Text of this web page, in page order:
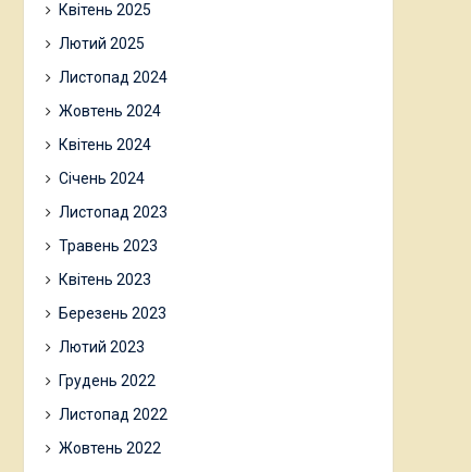
Квітень 2025
Лютий 2025
Листопад 2024
Жовтень 2024
Квітень 2024
Січень 2024
Листопад 2023
Травень 2023
Квітень 2023
Березень 2023
Лютий 2023
Грудень 2022
Листопад 2022
Жовтень 2022